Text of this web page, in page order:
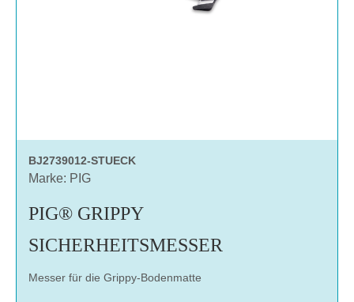
BJ2739012-STUECK
Marke: PIG
PIG® GRIPPY
SICHERHEITSMESSER
Messer für die Grippy-Bodenmatte